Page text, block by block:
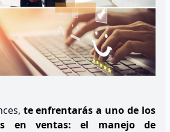
te enfrentarás a uno de los
en ventas: el manejo de